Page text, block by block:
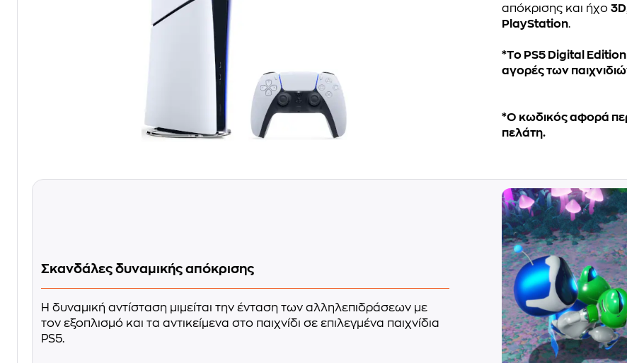
απόκρισης και ήχο3D
PlayStation.
*Τo PS5 Digital Edition
αγορές των
*Ο κωδικός αφορά
πελάτη.
Σκανδάλες δυναμικής απόκρισης
Η δυναμική αντίσταση μιμείται την ένταση των αλληλεπιδράσεων με
τον εξοπλισμό και τα αντικείμενα στο παιχνίδι σε επιλεγμένα παιχνίδια
PS5.